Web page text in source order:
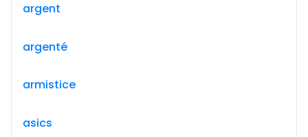
argent
argenté
armistice
asics